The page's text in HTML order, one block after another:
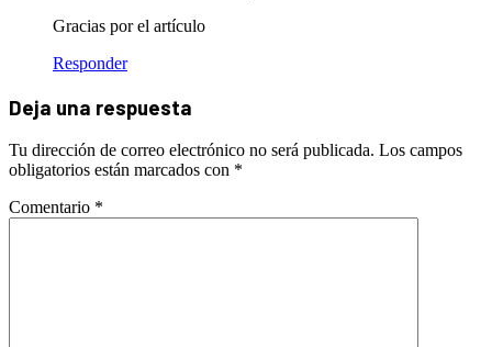
Gracias por el artículo
Responder
Deja una respuesta
Tu dirección de correo electrónico no será publicada. Los campos
obligatorios están marcados con *
Comentario *